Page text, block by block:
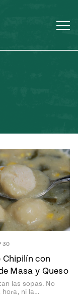
a la
Pati's
Mexican
Table
30
Chipilín con
Masa y Queso
las sopas. No
hora, ni la…